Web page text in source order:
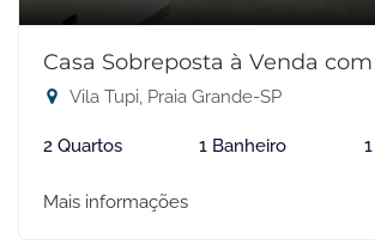
Casa Sobreposta à Venda
Vila Tupi, Praia Grande-SP
2 Quartos 1 Banheiro
Mais informações